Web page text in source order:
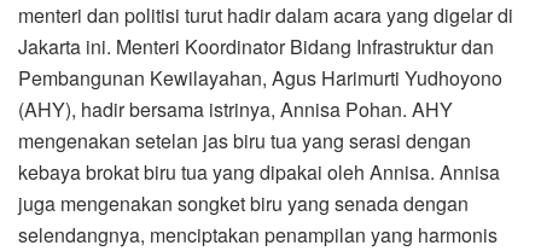
menteri dan politisi turut hadir dalam acara yang digelar di
Jakarta ini. Menteri Koordinator Bidang Infrastruktur dan
Pembangunan Kewilayahan, Agus Harimurti Yudhoyono
(AHY), hadir bersama istrinya, Annisa Pohan. AHY
mengenakan setelan jas biru tua yang serasi dengan
kebaya brokat biru tua yang dipakai oleh Annisa. Annisa
juga mengenakan songket biru yang senada dengan
selendangnya, menciptakan penampilan yang harmonis